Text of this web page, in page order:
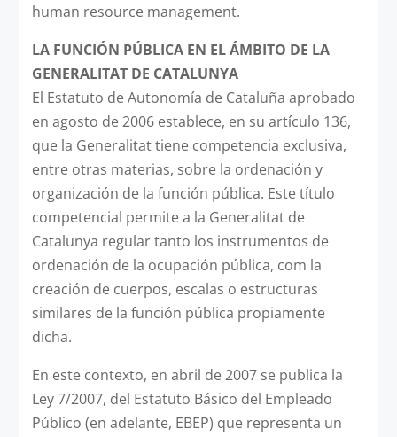
human resource management.
LA FUNCIÓN PÚBLICA EN EL ÁMBITO DE LA
GENERALITAT DE CATALUNYA
El Estatuto de Autonomía de Cataluña aprobado
en agosto de 2006 establece, en su artículo 136,
que la Generalitat tiene competencia exclusiva,
entre otras materias, sobre la ordenación y
organización de la función pública. Este título
competencial permite a la Generalitat de
Catalunya regular tanto los instrumentos de
ordenación de la ocupación pública, com la
creación de cuerpos, escalas o estructuras
similares de la función pública propiamente
dicha.
En este contexto, en abril de 2007 se publica la
Ley 7/2007, del Estatuto Básico del Empleado
Público (en adelante, EBEP) que representa un